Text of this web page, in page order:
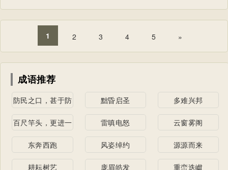
1 2 3 4 5 »
成语推荐
防民之口，甚于防
黜昏启圣 多难兴邦
百尺竿头，更进一
雷嗔电怒 云窗雾阁
东奔西跑 风姿绰约 源源而来
耕耘树艺 庞眉皓发 重峦迭巘